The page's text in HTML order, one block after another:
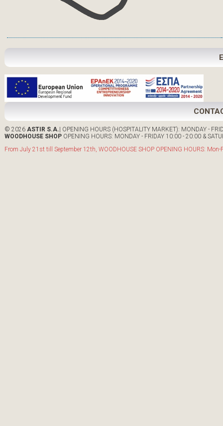
© 2026 ASTIR S.A.| OPENING HOURS (HOSPITALITY MARKET): MONDAY -
WOODHOUSE SHOPOPENING HOURS: MONDAY - FRIDAY 10:00 - 20:00 &
From July 21st till September 12th, WOODHOUSE SHOP OPENING HOURS: